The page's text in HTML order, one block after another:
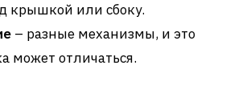
крышкой или сбоку.
– разные механизмы, и это
может отличаться.